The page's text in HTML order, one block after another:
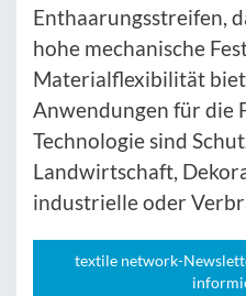
Enthaarungsstreifen,
hohe mechanische
Materialflexibilität
Anwendungen für die
Technologie sind
Landwirtschaft,
industrielle oder
textile network-